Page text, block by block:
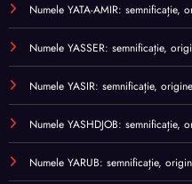
Numele YATA-AMIR: semnificație,
Numele YASSER: semnificație,
Numele YASIR: semnificație,
Numele YASHDJOB: semnificație,
Numele YARUB: semnificație,